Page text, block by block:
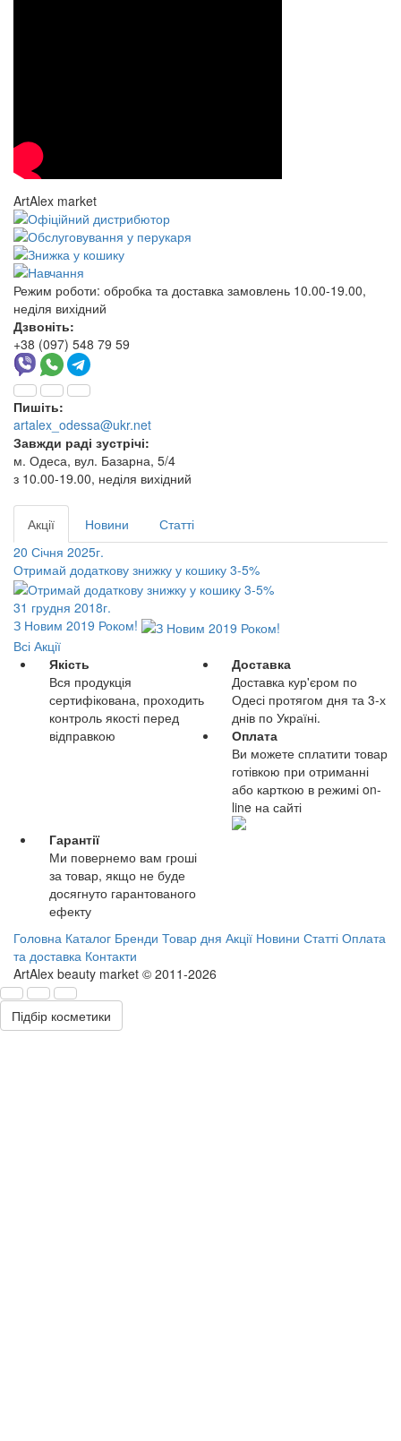
ArtAlex market
Режим роботи: обробка та доставка замовлень 10.00-19.00,
неділя вихідний
Дзвоніть:
+38 (097) 548 79 59
Пишіть:
artalex_odessa@ukr.net
Завжди раді зустрічі:
м. Одеса, вул. Базарна, 5/4
з 10.00-19.00, неділя вихідний
Акції Новини
Статті
20 Січня 2025г.
Отримай додаткову знижку у кошику 3-5%
31 грудня 2018г.
З Новим 2019 Роком!
Всі Акції
Якість
Вся продукція
сертифікована, проходить
контроль якості перед
відправкою
Доставка
Доставка кур'єром по
Одесі протягом дня та 3-х
днів по Україні.
Оплата
Ви можете сплатити товар
готівкою при отриманні
або карткою в режимі on-
line на сайті
Гарантії
Ми повернемо вам гроші
за товар, якщо не буде
досягнуто гарантованого
ефекту
Головна Каталог Бренди Товар дня Акції Новини Статті Оплата
та доставка Контакти
ArtAlex beauty market © 2011-2026
Підбір косметики